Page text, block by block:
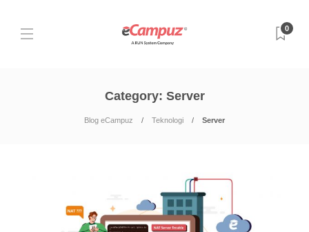
0
Category: Server
Blog eCampuz Teknologi Server